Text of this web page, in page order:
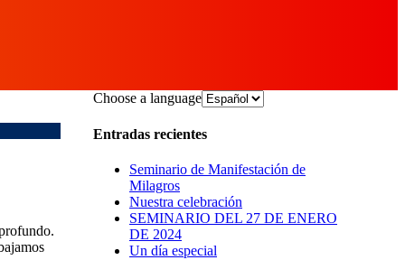
Choose a language
Entradas recientes
Seminario de Manifestación de
Milagros
Nuestra celebración
SEMINARIO DEL 27 DE ENERO
DE 2024
Un día especial